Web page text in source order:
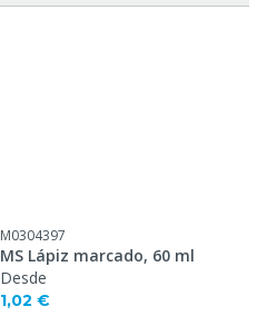
M0304397
MS Lápiz marcado, 60 ml
Desde
1,02 €